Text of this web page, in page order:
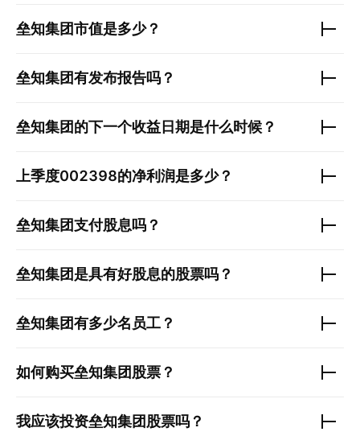
垒知集团市值是多少？
垒知集团有发布报告吗？
垒知集团的下一个收益日期是什么时候？
上季度002398的净利润是多少？
垒知集团支付股息吗？
垒知集团是具有好股息的股票吗？
垒知集团有多少名员工？
如何购买垒知集团 股票？
我应该投资垒知集团 股票吗？